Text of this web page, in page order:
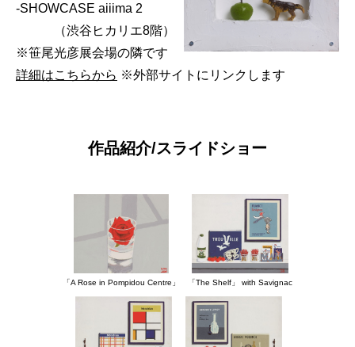
-SHOWCASE aiiima 2
（渋谷ヒカリエ8階）
※笹尾光彦展会場の隣です
詳細はこちらから ※外部サイトにリンクします
作品紹介/スライドショー
「A Rose in Pompidou Centre」 「The Shelf」 with Savignac